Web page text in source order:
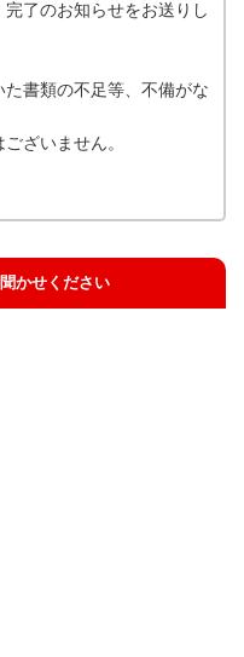
了のお知らせをお送りし
書類の不足等、不備がな
ざいません。
かせください